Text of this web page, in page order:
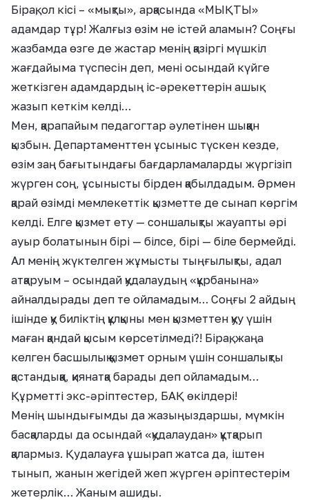
Бірақ, ол кісі – «мықты», арқасында «МЫҚТЫ»
адамдар тұр! Жалғыз өзім не істей аламын? Соңғы
жазбамда өзге де жастар менің қазіргі мүшкіл
жағдайыма түспесін деп, мені осындай күйге
жеткізген адамдардың іс-әрекеттерін ашық
жазып кеткім келді…
Мен, қарапайым педагогтар әулетінен шыққан
қызбын. Департаменттен ұсыныс түскен кезде,
өзім заң бағытындағы бағдарламаларды жүргізіп
жүрген соң, ұсынысты бірден қабылдадым. Әрмен
қарай өзімді мемлекеттік қызметте де сынап көргім
келді. Елге қызмет ету — соншалықты жауапты әрі
ауыр болатынын бірі — білсе, бірі — біле бермейді.
Ал менің жүктелген жұмысты тыңғылықты, адал
атқаруым – осындай қудалаудың «құрбанына»
айналдырады деп те ойламадым… Соңғы 2 айдың
ішінде қу биліктің құлқыны мен қызметтен қуу үшін
маған қандай қысым көрсетілмеді?! Бірақ, жаңа
келген басшылық қызмет орным үшін соншалықты
қастандыққа, қиянатқа барады деп ойламадым…
Құрметті экс-әріптестер, БАҚ өкілдері!
Менің шындығымды да жазыңыздаршы, мүмкін
басқаларды да осындай «қудалаудан» құтқарып
қалармыз. Қудалауға ұшырап жатса да, іштен
тынып, жанын жегідей жеп жүрген әріптестерім
жетерлік… Жаным ашиды.